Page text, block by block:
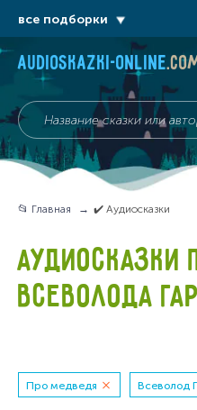
audioskazki-online
📂 Главная ✔️ Аудиосказки
АУДИОСКАЗКИ
ВСЕВОЛОДА
Про медведя Всеволод
все подборки